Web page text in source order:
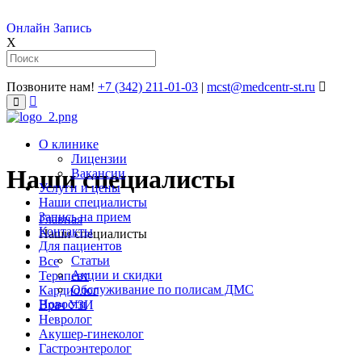
Онлайн Запись
X
Позвоните нам! +7 (342) 211-01-03 | mcst@medcentr-st.ru
�����������
����
О клинике
Лицензии
Вакансии
Услуги и цены
Наши специалисты
Запись на прием
Контакты
Для пациентов
Статьи
Акции и скидки
Обслуживание по полисам ДМС
Новости
Наши специалисты
Главная
Наши специалисты
Все
Терапевт
Кардиолог
Врач УЗИ
Невролог
Акушер-гинеколог
Гастроэнтеролог